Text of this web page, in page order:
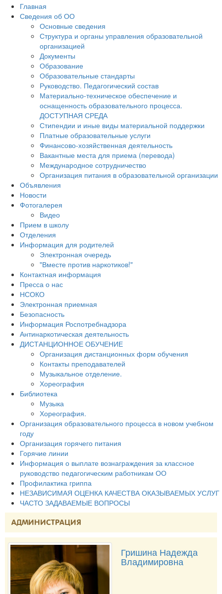
Главная
Сведения об ОО
Основные сведения
Структура и органы управления образовательной
организацией
Документы
Образование
Образовательные стандарты
Руководство. Педагогический состав
Материально-техническое обеспечение и
оснащенность образовательного процесса.
ДОСТУПНАЯ СРЕДА
Стипендии и иные виды материальной поддержки
Платные образовательные услуги
Финансово-хозяйственная деятельность
Вакантные места для приема (перевода)
Международное сотрудничество
Организация питания в образовательной организации
Объявления
Новости
Фотогалерея
Видео
Прием в школу
Отделения
Информация для родителей
Электронная очередь
"Вместе против наркотиков!"
Контактная информация
Пресса о нас
НСОКО
Электронная приемная
Безопасность
Информация Роспотребнадзора
Антинаркотическая деятельность
ДИСТАНЦИОННОЕ ОБУЧЕНИЕ
Организация дистанционных форм обучения
Контакты преподавателей
Музыкальное отделение.
Хореография
Библиотека
Музыка
Хореография.
Организация образовательного процесса в новом учебном
году
Организация горячего питания
Горячие линии
Информация о выплате вознаграждения за классное
руководство педагогическим работникам ОО
Профилактика гриппа
НЕЗАВИСИМАЯ ОЦЕНКА КАЧЕСТВА ОКАЗЫВАЕМЫХ УСЛУГ
ЧАСТО ЗАДАВАЕМЫЕ ВОПРОСЫ
АДМИНИСТРАЦИЯ
Гришина Надежда
Владимировна